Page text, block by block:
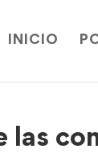
INICIO
las